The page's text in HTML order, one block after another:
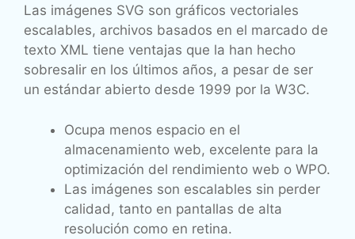
Las imágenes SVG son gráficos vectoriales
escalables, archivos basados en el marcado de
texto XML tiene ventajas que la han hecho
sobresalir en los últimos años, a pesar de ser
un estándar abierto desde 1999 por la W3C.
Ocupa menos espacio en el
almacenamiento web, excelente para la
optimización del rendimiento web o WPO.
Las imágenes son escalables sin perder
calidad, tanto en pantallas de alta
resolución como en retina.